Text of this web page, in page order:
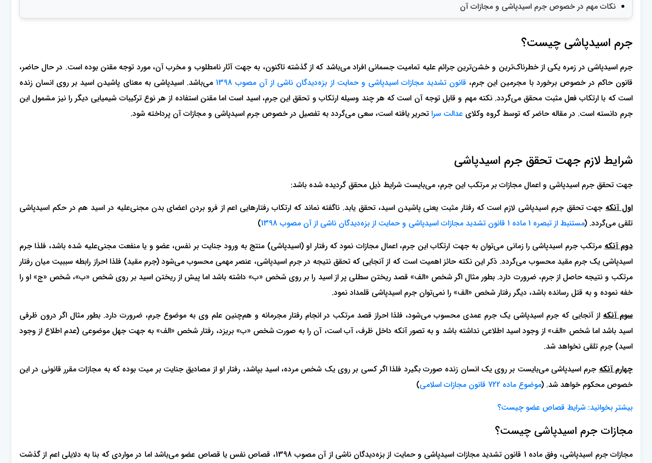
نکات مهم در خصوص جرم اسیدپاشی و مجازات آن
جرم اسیدپاشی چیست؟
جرم اسیدپاشی در زمره یکی از خطرناک‌ترین و خشن‌ترین جرائم علیه تمامیت جسمانی افراد می‌باشد که از گذشته تاکنون، به جهت آثار نامطلوب و مخرب آن، مورد توجه مقنن بوده است. در حال حاضر،
قانون حاکم در خصوص برخورد با مجرمین این جرم، قانون تشدید مجازات اسیدپاشی و حمایت از بزه‌دیدگان ناشی از آن مصوب 1398
می‌باشد. اسیدپاشی به معنای پاشیدن اسید بر روی انسان زنده
است که با ارتکاب فعل مثبت محقق می‌گردد. نکته مهم و قابل توجه آن است که هر چند وسیله ارتکاب و‌ تحقق این جرم، اسید است اما مقنن استفاده از هر نوع ترکیبات شیمیایی دیگر را نیز مشمول این
جرم دانسته است. در مقاله حاضر که توسط گروه وکلای عدالت سرا تحریر یافته است، سعی می‌گردد به تفصیل در خصوص جرم اسیدپاشی و مجازات آن پرداخته شود.
شرایط لازم جهت تحقق جرم اسیدپاشی
جهت تحقق جرم اسیدپاشی و اعمال مجازات بر مرتکب این جرم، می‌بایست شرایط ذیل محقق گردیده شده باشد:
اول آنکهجهت تحقق جرم اسیدپاشی لازم است که رفتار مثبت یعنی پاشیدن اسید، تحقق یابد. ناگفته نماند که ارتکاب رفتارهایی اعم از فرو بردن اعضای بدن مجنی‌علیه در اسید هم در حکم اسیدپاشی
تلقی می‌گردد. (مستنبط از تبصره 1 ماده 1 قانون تشدید مجازات اسیدپاشی و حمایت از بزه‌دیدگان ناشی از آن مصوب 1398
)
دوم آنکهمرتکب جرم اسیدپاشی را زمانی می‌توان به جهت ارتکاب این جرم، اعمال مجازات نمود که رفتار او (اسیدپاشی) منتج به ورود جنایت بر نفس، عضو و یا منفعت مجنی‌علیه شده باشد، فلذا جرم
اسیدپاشی یک جرم مقید محسوب می‌گردد. ذکر این نکته حائز اهمیت است که از آنجایی که تحقق نتیجه در جرم اسیدپاشی، عنصر مهمی محسوب می‌شود (جرم مقید) فلذا احراز رابطه سببیت میان رفتار
مرتکب و نتیجه حاصل از جرم، ضرورت دارد. بطور مثال اگر شخص «الف» قصد ریختن سطلی پر از اسید را بر روی شخص «ب» داشته باشد اما پیش از ریختن اسید بر روی شخص «ب»، شخص «ج» او را
خفه نموده و‌ به قتل رسانده باشد، دیگر رفتار شخص «الف» را نمی‌توان جرم اسیدپاشی قلمداد نمود.
سوم آنکهاز آنجایی که جرم اسیدپاشی یک جرم عمدی محسوب می‌شود، فلذا احراز قصد مرتکب در انجام رفتار مجرمانه و هم‌چنین علم وی به موضوع جرم، ضرورت دارد. بطور مثال اگر درون ظرفی
اسید باشد اما شخص «الف» از وجود اسید اطلاعی نداشته باشد و به تصور آنکه داخل ظرف، آب است، آن را به صورت شخص «ب» بریزد، رفتار شخص «الف» به جهت جهل موضوعی (عدم اطلاع از وجود
اسید) جرم تلقی نخواهد شد.
چهارم آنکهجرم اسیدپاشی می‌بایست بر روی یک انسان زنده صورت بگیرد فلذا اگر کسی بر روی یک شخص مرده، اسید بپاشد، رفتار او از مصادیق جنایت بر میت بوده که به مجازات مقرر قانونی در این
خصوص محکوم خواهد شد. (موضوع ماده 722 قانون مجازات اسلامی
)
بیشتر بخوانید: شرایط قصاص عضو چیست؟
مجازات جرم اسیدپاشی چیست؟
مجازات جرم اسیدپاشی، وفق ماده 1 قانون تشدید مجازات اسیدپاشی و حمایت از بزه‌دیدگان ناشی از آن مصوب 1398، قصاص نفس یا قصاص عضو می‌باشد اما در مواردی که بنا به دلایلی اعم از گذشت